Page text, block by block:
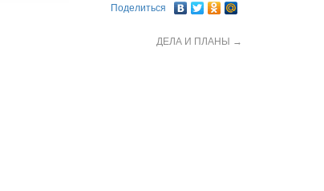
Поделиться
ДЕЛА И ПЛАНЫ →